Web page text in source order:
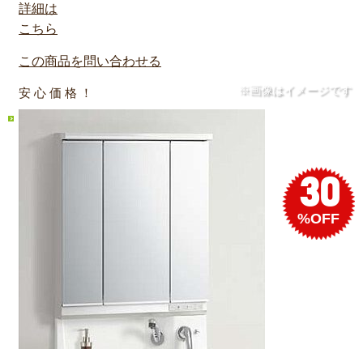
※画像はイメージです
詳細は
こちら
この商品を問い合わせる
安 心 価 格 ！
30
%OFF